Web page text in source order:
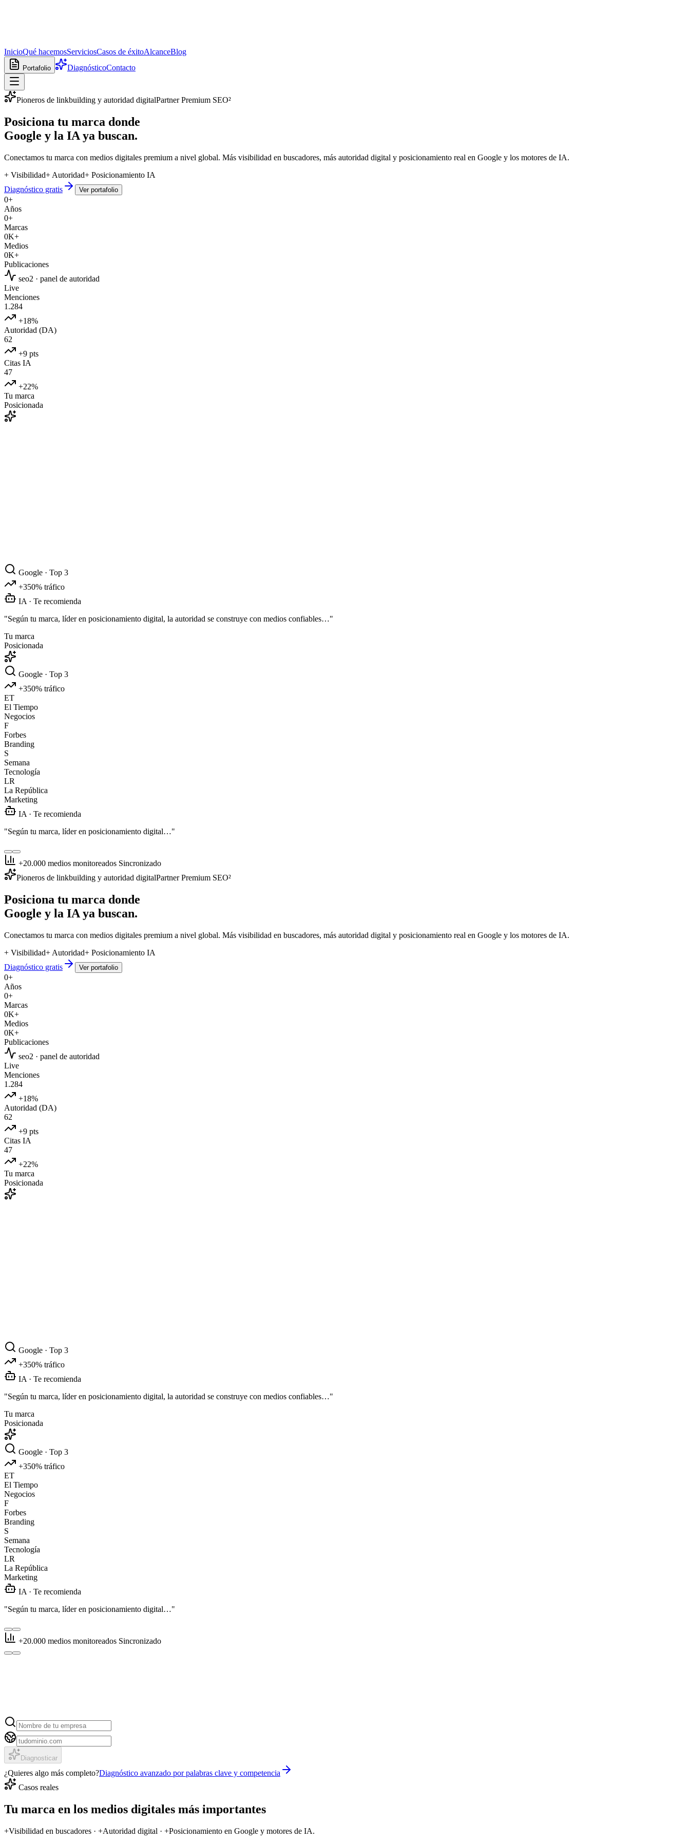
InicioQué hacemosServiciosCasos de éxitoAlcanceBlog
Portafolio DiagnósticoContacto
Pioneros de linkbuilding y autoridad digitalPartner Premium SEO²
Posiciona tu marca donde
Google y la IA ya buscan.
Conectamos tu marca con medios digitales premium a nivel global. Más visibilidad en buscadores, más autoridad digital y posicionamiento real en Google y los motores de IA.
+ Visibilidad+ Autoridad+ Posicionamiento IA
Diagnóstico gratis
Ver portafolio
0+
Años
0+
Marcas
0K+
Medios
0K+
Publicaciones
seo2 · panel de autoridad
Live
Menciones
1.284
+18%
Autoridad (DA)
62
+9 pts
Citas IA
47
+22%
Tu marca
Posicionada
Google · Top 3
+350% tráfico
IA · Te recomienda
"Según tu marca, líder en posicionamiento digital, la autoridad se construye con medios confiables…"
Tu marca
Posicionada
Google · Top 3
+350% tráfico
ET
El Tiempo
Negocios
F
Forbes
Branding
S
Semana
Tecnología
LR
La República
Marketing
IA · Te recomienda
"Según tu marca, líder en posicionamiento digital…"
+20.000 medios monitoreados Sincronizado
Pioneros de linkbuilding y autoridad digitalPartner Premium SEO²
Posiciona tu marca donde
Google y la IA ya buscan.
Conectamos tu marca con medios digitales premium a nivel global. Más visibilidad en buscadores, más autoridad digital y posicionamiento real en Google y los motores de IA.
+ Visibilidad+ Autoridad+ Posicionamiento IA
Diagnóstico gratis
Ver portafolio
0+
Años
0+
Marcas
0K+
Medios
0K+
Publicaciones
seo2 · panel de autoridad
Live
Menciones
1.284
+18%
Autoridad (DA)
62
+9 pts
Citas IA
47
+22%
Tu marca
Posicionada
Google · Top 3
+350% tráfico
IA · Te recomienda
"Según tu marca, líder en posicionamiento digital, la autoridad se construye con medios confiables…"
Tu marca
Posicionada
Google · Top 3
+350% tráfico
ET
El Tiempo
Negocios
F
Forbes
Branding
S
Semana
Tecnología
LR
La República
Marketing
IA · Te recomienda
"Según tu marca, líder en posicionamiento digital…"
+20.000 medios monitoreados Sincronizado
Diagnosticar
¿Quieres algo más completo?Diagnóstico avanzado por palabras clave y competencia
Casos reales
Tu marca en los medios digitales más importantes
+Visibilidad en buscadores · +Autoridad digital · +Posicionamiento en Google y motores de IA.